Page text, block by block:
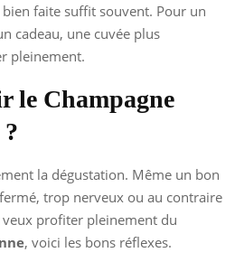
bien faite suffit souvent. Pour un
cadeau, une cuvée plus
pleinement.
le Champagne
la dégustation. Même un bon
trop nerveux ou au contraire
veux profiter pleinement du
, voici les bons réflexes.